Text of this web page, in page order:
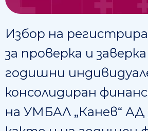
Избор на
за проверка и
годишни
консолидиран
на УМБАЛ „Канев“ АД